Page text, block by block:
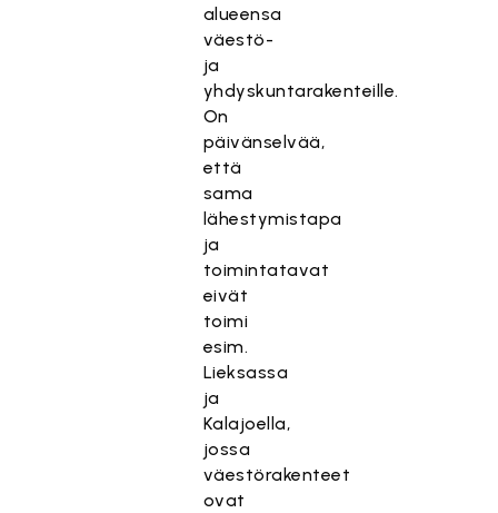
alueensa
väestö-
ja
yhdyskuntarakenteille.
On
päivänselvää,
että
sama
lähestymistapa
ja
toimintatavat
eivät
toimi
esim.
Lieksassa
ja
Kalajoella,
jossa
väestörakenteet
ovat